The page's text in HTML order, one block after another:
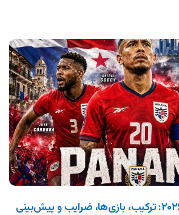
پاناما در جام جهانی ۲۰۲۶: ترکیب، بازی‌ها، ضرایب و پیش‌بینی